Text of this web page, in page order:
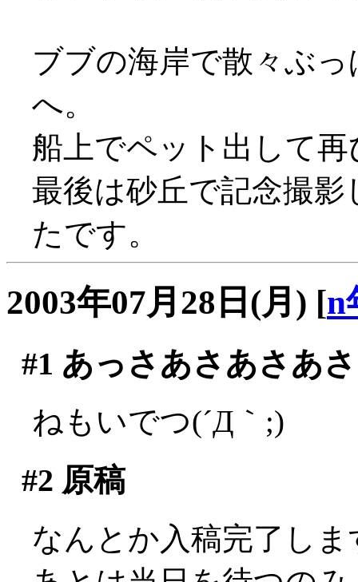
ブブの海岸で散々ぶ
へ。
船上でペット出して
最後は砂丘で記念撮
たです。
2003年07月28日(月) [n
#1 あっさあさあさあ
ねもいでつ(´Д｀;)
#2 原稿
なんとか入稿完了し